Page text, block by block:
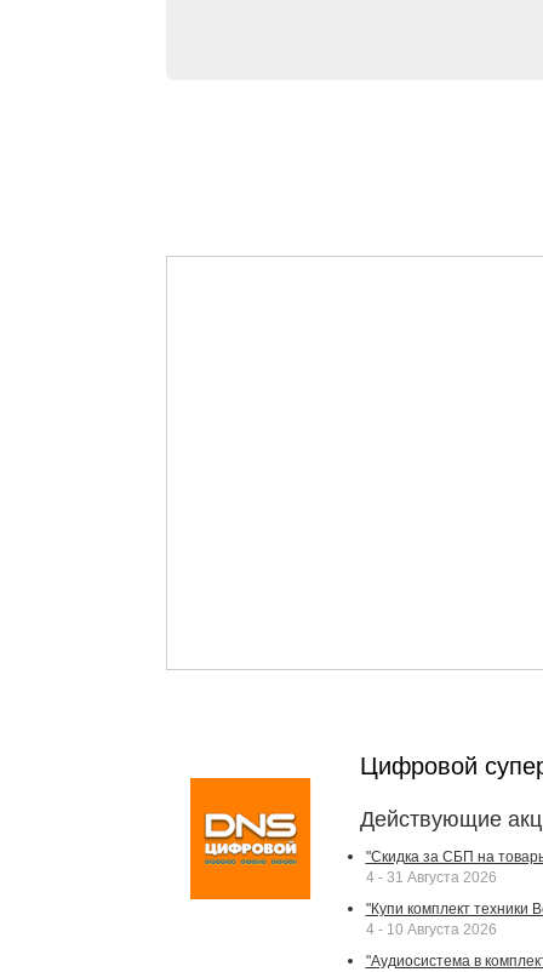
Цифровой
Действующие
"Скидка за СБП на
4 - 31 Августа 2026
"Купи комплект техники
4 - 10 Августа 2026
"Аудиосистема в